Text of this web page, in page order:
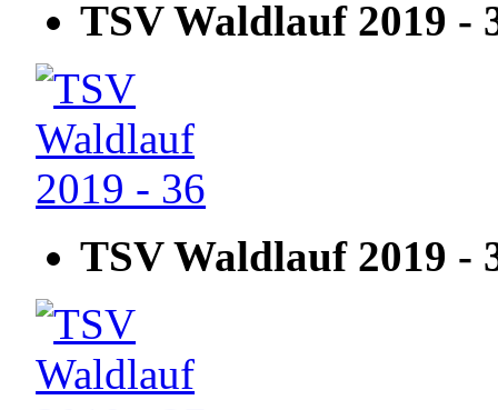
TSV Waldlauf 2019 -
TSV Waldlauf 2019 -